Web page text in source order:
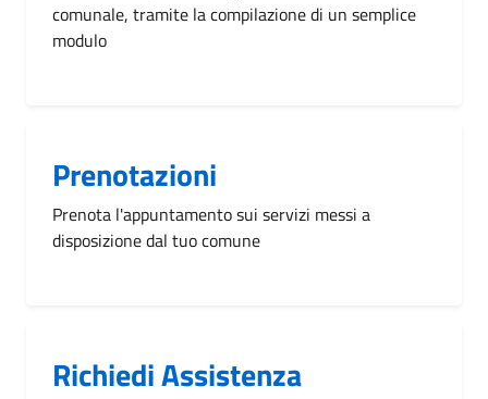
comunale, tramite la compilazione di un semplice
modulo
Prenotazioni
Prenota l'appuntamento sui servizi messi a
disposizione dal tuo comune
Richiedi Assistenza